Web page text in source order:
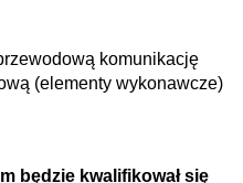
komunikację
(elementy wykonawcze)
będzie kwalifikował się